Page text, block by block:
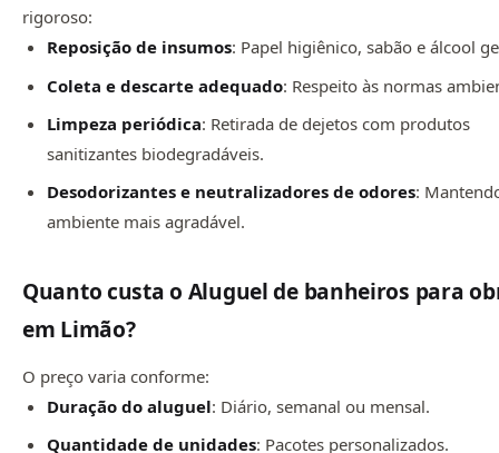
rigoroso:
Reposição de insumos: Papel higiênico, sabão e álcool
Coleta e descarte adequado: Respeito às normas
Limpeza periódica: Retirada de dejetos com produtos
sanitizantes biodegradáveis.
Desodorizantes e neutralizadores de odores:
ambiente mais agradável.
Quanto custa o Aluguel de banheiros para
em Limão?
O preço varia conforme:
Duração do aluguel: Diário, semanal ou mensal.
Quantidade de unidades: Pacotes personalizados.